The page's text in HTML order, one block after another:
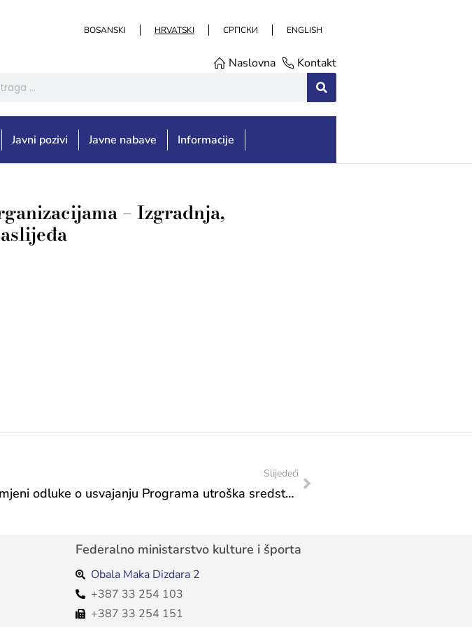
BOSANSKI HRVATSKI СРПСКИ ENGLISH
Naslovna Kontakt
Javni pozivi Javne nabave Informacije
– Izgradnja,
Slijedeći
Odluka o izmjeni odluke o usvajanju Programa utroška sredstava s kriterijima raspodjele sredstava programa „Zaštita i promocija objekata kulturno-povijesnog naslijeđa i razvoj kulturnog i umjetničkog stvaralaštva“ kapitalnog transfera neprofitnim organizacijama-izgradnja, adaptacija i rekonstrukcija kulturnog i graditeljskog naslijeđa utvrđenog Proračunom FBiH za 2026. godinu Federalnom ministarstvu kulture i športa
Federalno ministarstvo kulture i športa
Obala Maka Dizdara 2
+387 33 254 103
+387 33 254 151